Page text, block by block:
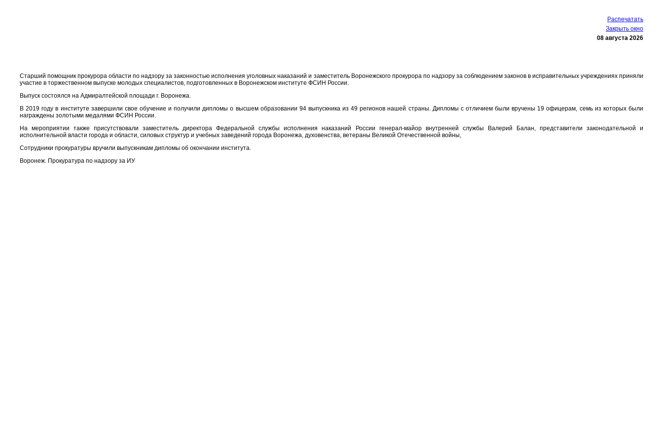
Распечатать
Закрыть окно
08 августа 2026
Старший помощник прокурора области по надзору за законностью исполнения уголовных наказаний и заместитель Воронежского прокурора по надзору за соблюдением законов в исправительных учреждениях приняли
участие в торжественном выпуске молодых специалистов, подготовленных в Воронежском институте ФСИН России.
Выпуск состоялся на Адмиралтейской площади г. Воронежа.
В 2019 году в институте завершили свое обучение и получили дипломы о высшем образовании 94 выпускника из 49 регионов нашей страны. Дипломы с отличием были вручены 19 офицерам, семь из которых были
награждены золотыми медалями ФСИН России.
На мероприятии также присутствовали заместитель директора Федеральной службы исполнения наказаний России генерал-майор внутренней службы Валерий Балан, представители законодательной и
исполнительной власти города и области, силовых структур и учебных заведений города Воронежа, духовенства, ветераны Великой Отечественной войны,
Сотрудники прокуратуры вручили выпускникам дипломы об окончании института.
Воронеж. Прокуратура по надзору за ИУ